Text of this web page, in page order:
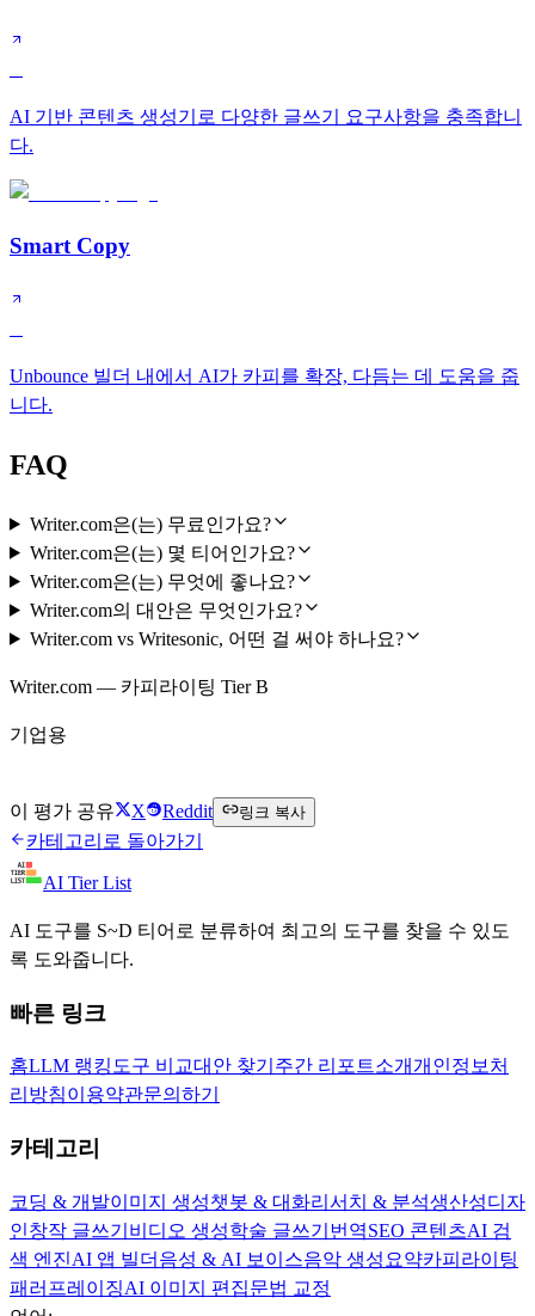
AI 기반 콘텐츠 생성기로 다양한 글쓰기 요구사항을 충족합니
다.
Smart Copy
Unbounce 빌더 내에서 AI가 카피를 확장, 다듬는 데 도움을 줍
니다.
FAQ
Writer.com은(는) 무료인가요?
Writer.com은(는) 몇 티어인가요?
Writer.com은(는) 무엇에 좋나요?
Writer.com의 대안은 무엇인가요?
Writer.com vs Writesonic, 어떤 걸 써야 하나요?
Writer.com — 카피라이팅 Tier B
기업용
이 평가 공유 X Reddit 링크 복사
카테고리로 돌아가기
AI Tier List
AI 도구를 S~D 티어로 분류하여 최고의 도구를 찾을 수 있도
록 도와줍니다.
빠른 링크
홈LLM 랭킹 도구 비교대안 찾기 주간 리포트소개개인정보처
리방침이용약관문의하기
카테고리
코딩 & 개발이미지 생성챗봇 & 대화리서치 & 분석생산성디자
인창작 글쓰기 비디오 생성학술 글쓰기 번역SEO 콘텐츠AI 검
색 엔진AI 앱 빌더 음성 & AI 보이스음악 생성 요약카피라이팅
패러프레이징AI 이미지 편집문법 교정